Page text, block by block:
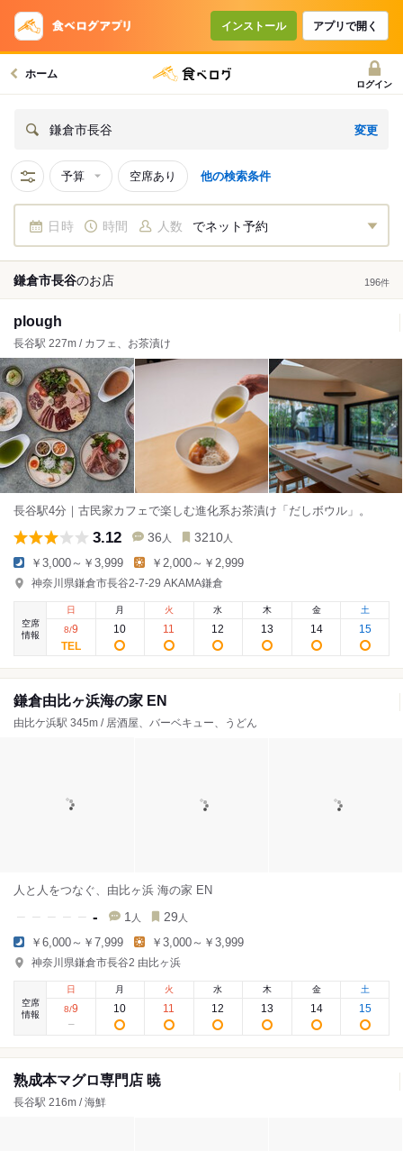
インストール アプリで開く
ホーム
ログイン
鎌倉市長谷 変更
予算 空席あり 他の検索条件
日時 時間 人数 でネット予約
鎌倉市長谷のお店 196件
plough
長谷駅 227m / カフェ、お茶漬け
長谷駅4分｜古民家カフェで楽しむ進化系お茶漬け「だしボウル」。
3.12 36 人 3210 人
￥3,000～￥3,999 ￥2,000～￥2,999
神奈川県鎌倉市長谷2-7-29 AKAMA鎌倉
空席
情報
日
8/9
月
10
火
11
水
12
木
13
金
14
土
15
鎌倉由比ヶ浜海の家 EN
由比ケ浜駅 345m / 居酒屋、バーベキュー、うどん
人と人をつなぐ、由比ヶ浜 海の家 EN
- 1 人 29 人
￥6,000～￥7,999 ￥3,000～￥3,999
神奈川県鎌倉市長谷2 由比ヶ浜
空席
情報
日
8/9
月
10
火
11
水
12
木
13
金
14
土
15
熟成本マグロ専門店 暁
長谷駅 216m / 海鮮